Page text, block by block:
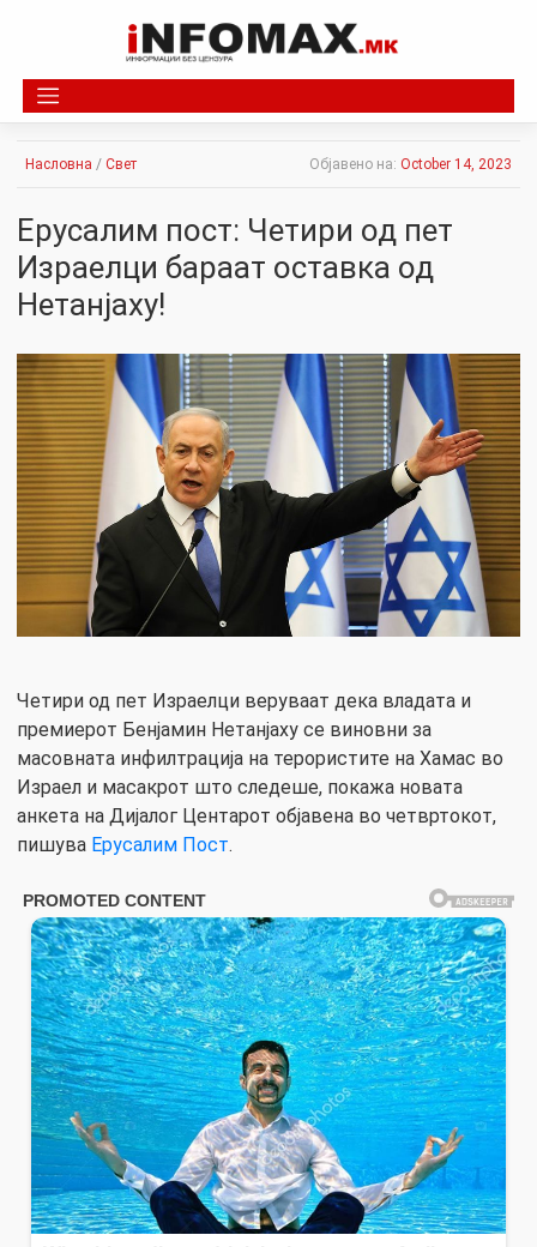
Насловна / Свет Објавено на: October 14, 2023
Ерусалим пост: Четири од пет
Израелци бараат оставка од
Нетанјаху!
Четири од пет Израелци веруваат дека владата и
премиерот Бенјамин Нетанјаху се виновни за
масовната инфилтрација на терористите на Хамас во
Израел и масакрот што следеше, покажа новата
анкета на Дијалог Центарот објавена во четвртокот,
пишува Ерусалим Пост.